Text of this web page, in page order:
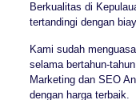
Berkualitas di
tertandingi dengan
Kami sudah
selama bertahun-
Marketing dan SEO
dengan harga terbaik.